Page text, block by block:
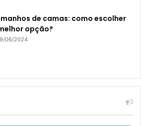
de camas: como escolher
opção?
06/2024